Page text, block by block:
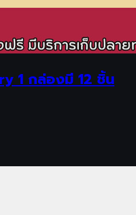
1 กล่องมี 12 ชิ้น